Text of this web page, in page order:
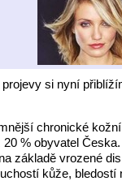
si nyní
chronické kožní
% obyvatel Česka.
základě vrozené
kůže, bledostí